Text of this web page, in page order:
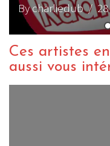
By charliedub/ 22
Ces artistes
aussi vous